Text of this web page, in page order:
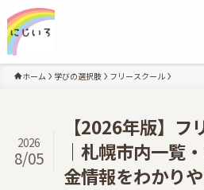
ホーム 学びの選択肢 フリースクール
【2026年版】フ
｜札幌市内一覧
金情報をわかり
2026
8/05